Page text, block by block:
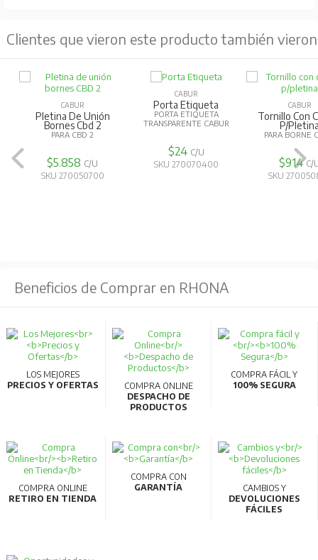
Color blanco.
Cada etiqueta mide 18x4mm.
Clientes que vieron este producto también vieron
CABUR
Pletina De Unión
Bornes Cbd 2
PARA CBD 2
$5.858 C/U
SKU 270050700
CABUR
Porta Etiqueta
PORTA ETIQUETA
TRANSPARENTE CABUR
$24 C/U
SKU 270070400
CABUR
Tornillo Con
P/
PARA BORNE
$914C/
SKU
Beneficios de Comprar en RHONA
LOS MEJORES
PRECIOS Y OFERTAS
COMPRA ONLINE
DESPACHO DE
PRODUCTOS
COMPRA FÁCIL Y
100% SEGURA
COMPRA ONLINE
RETIRO EN TIENDA
COMPRA CON
GARANTÍA
CAMBIOS Y
DEVOLUCIONES
FÁCILES